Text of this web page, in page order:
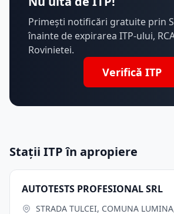
Primești notificări gratuite prin
înainte de expirarea ITP-ului,
Rovinietei.
Verifică ITP
Stații ITP în apropiere
AUTOTESTS PROFESIONAL SRL